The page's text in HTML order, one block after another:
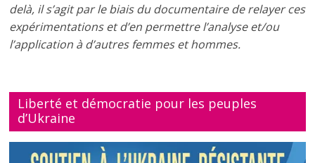
delà, il s’agit par le biais du documentaire de relayer ces
expérimentations et d’en permettre l’analyse et/ou
l’application à d’autres femmes et hommes.
Liberté et démocratie pour les peuples
d’Ukraine